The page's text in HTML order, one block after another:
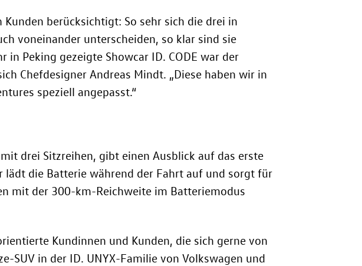
berücksichtigt: So sehr sich die drei in
voneinander unterscheiden, so klar sind sie
in Peking gezeigte Showcar ID. CODE war der
Chefdesigner Andreas Mindt. „Diese haben wir in
speziell angepasst.“
drei Sitzreihen, gibt einen Ausblick auf das erste
die Batterie während der Fahrt auf und sorgt für
mit der 300-km-Reichweite im Batteriemodus
Kundinnen und Kunden, die sich gerne von
SUV in der ID. UNYX-Familie von Volkswagen und